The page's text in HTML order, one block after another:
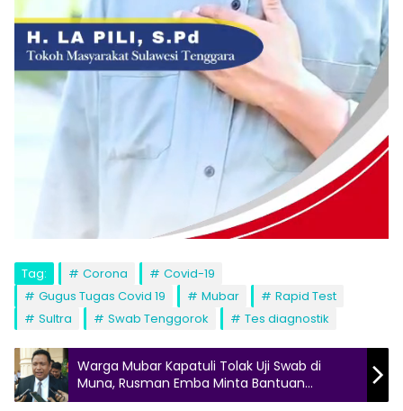
Tag: Corona
Covid-19
Gugus Tugas Covid 19
Mubar
Rapid Test
Sultra
Swab Tenggorok Tes diagnostik
Warga Mubar Kapatuli Tolak Uji Swab di
Muna, Rusman Emba Minta Bantuan
Gubernur !